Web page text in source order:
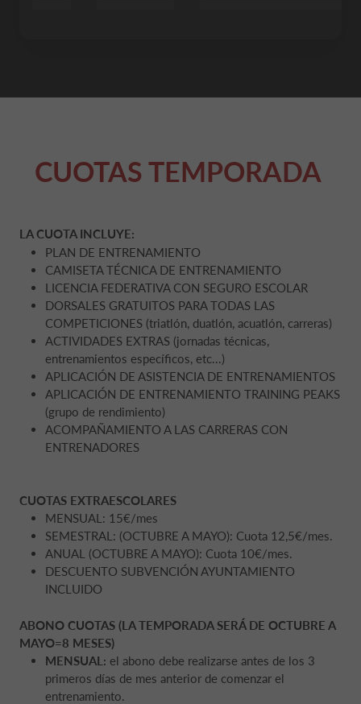
CUOTAS TEMPORADA
LA CUOTA INCLUYE:
PLAN DE ENTRENAMIENTO
CAMISETA TÉCNICA DE ENTRENAMIENTO
LICENCIA FEDERATIVA CON SEGURO ESCOLAR
DORSALES GRATUITOS PARA TODAS LAS
COMPETICIONES (triatlón, duatlón, acuatlón, carreras)
ACTIVIDADES EXTRAS (jornadas técnicas,
entrenamientos específicos, etc...)
APLICACIÓN DE ASISTENCIA DE ENTRENAMIENTOS
APLICACIÓN DE ENTRENAMIENTO TRAINING PEAKS
(grupo de rendimiento)
ACOMPAÑAMIENTO A LAS CARRERAS CON
ENTRENADORES
CUOTAS EXTRAESCOLARES
MENSUAL: 15€/mes
SEMESTRAL: (OCTUBRE A MAYO): Cuota 12,5€/mes.
ANUAL (OCTUBRE A MAYO): Cuota 10€/mes.
DESCUENTO SUBVENCIÓN AYUNTAMIENTO
INCLUIDO
ABONO CUOTAS (LA TEMPORADA SERÁ DE OCTUBRE A
MAYO=8 MESES)
MENSUAL: el abono debe realizarse antes de los 3
primeros días de mes anterior de comenzar el
entrenamiento.